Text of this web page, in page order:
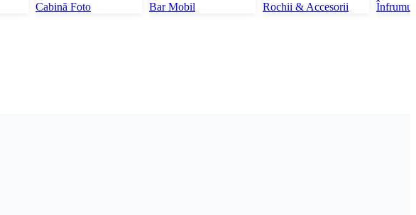
Cabină Foto Bar Mobil Rochii & Accesorii